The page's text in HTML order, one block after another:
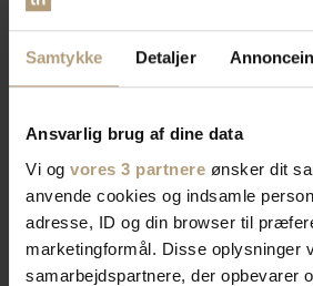
Samtykke Detaljer
Ansvarlig brug af dine data
Vi og vores 3 partnere ønsker dit
anvende cookies og indsamle
adresse, ID og din browser til
marketingformål. Disse oplysninger
samarbejdspartnere, der opbevarer